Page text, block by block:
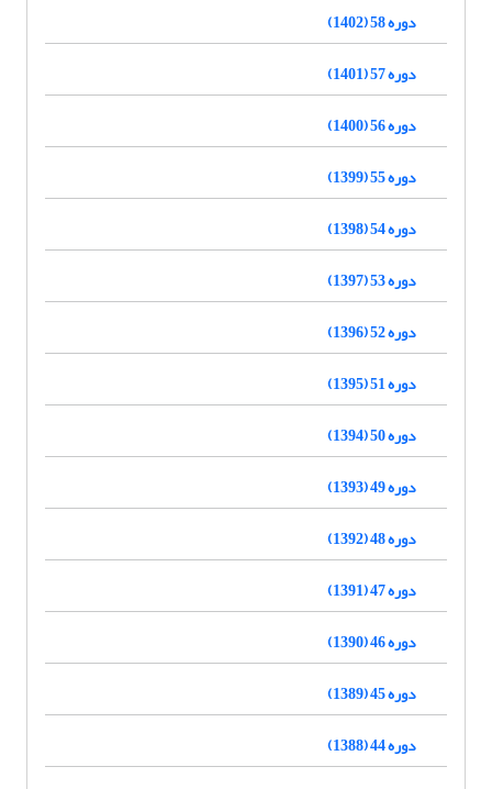
دوره 58 (1402)
دوره 57 (1401)
دوره 56 (1400)
دوره 55 (1399)
دوره 54 (1398)
دوره 53 (1397)
دوره 52 (1396)
دوره 51 (1395)
دوره 50 (1394)
دوره 49 (1393)
دوره 48 (1392)
دوره 47 (1391)
دوره 46 (1390)
دوره 45 (1389)
دوره 44 (1388)